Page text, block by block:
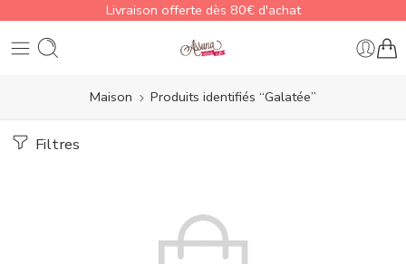
Livraison offerte dès 80€ d'achat
Maison Produits identifiés “Galatée”
Filtres